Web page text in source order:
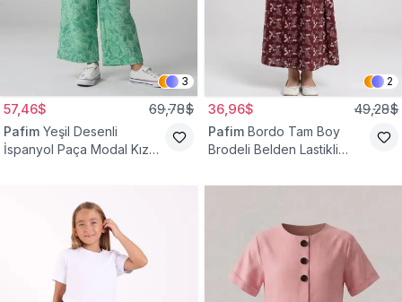
3
57,46$ 69,78$
Pafim Yeşil Desenli
İspanyol Paça Modal Kız
2
36,96$ 49,28$
Pafim Bordo Tam Boy
Brodeli Belden Lastikli